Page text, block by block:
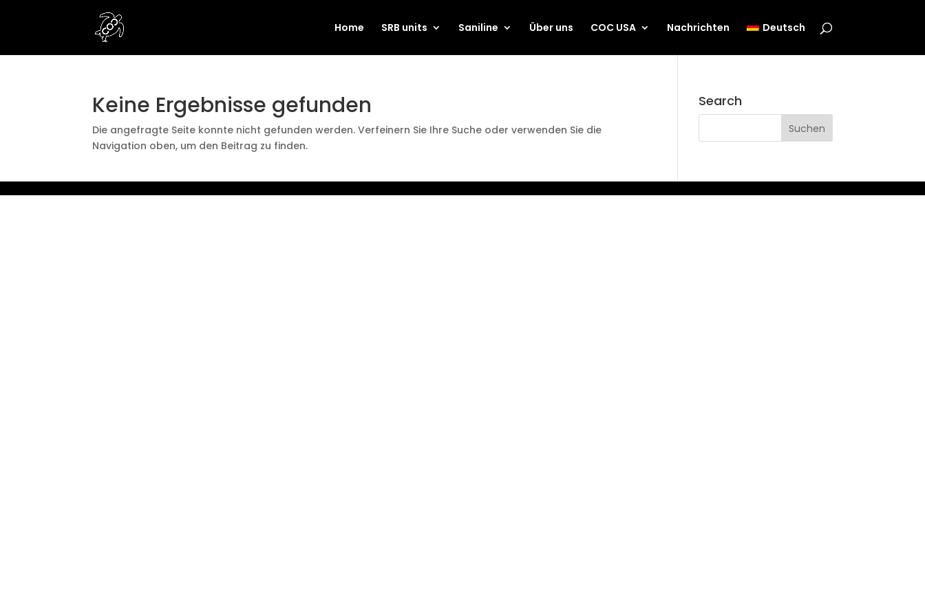
Home SRB units Saniline Über uns COC USA Nachrichten Deutsch
Keine Ergebnisse gefunden
Die angefragte Seite konnte nicht gefunden werden. Verfeinern Sie Ihre Suche oder verwenden Sie die
Navigation oben, um den Beitrag zu finden.
Search